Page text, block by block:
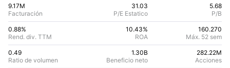
9.17M
Facturación
31.03
P/E Estatico
5.68
P/B
0.88%
Rend. div. TTM
10.43%
ROA
160.270
Máx. 52 sem
0.49
Ratio de volumen
1.30B
Beneficio neto
282.22M
Acciones